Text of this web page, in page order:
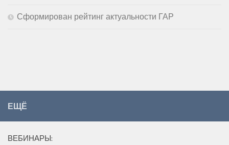
Сформирован рейтинг актуальности ГАР
ЕЩЁ
ВЕБИНАРЫ: